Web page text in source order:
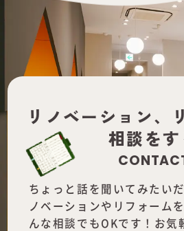
リノベーション、
相談をす
ちょっと話を聞いてみたい
ノベーションやリフォーム
んな相談でもOKです！お気